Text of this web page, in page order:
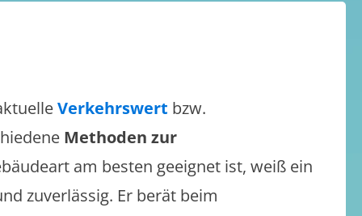
Verkehrswert bzw.
Methoden zur
am besten geeignet ist, weiß ein
zuverlässig. Er berät beim